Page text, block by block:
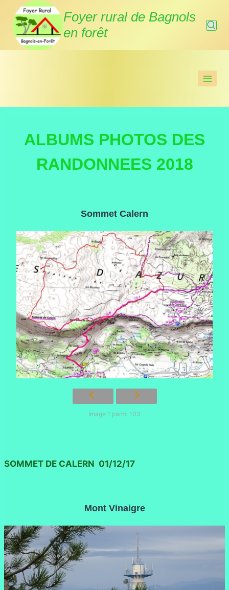
contenu
Foyer rural de Bagnols
en forêt
ALBUMS PHOTOS DES
RANDONNEES 2018
Sommet Calern
Image 1 parmi 103
SOMMET DE CALERN 01/12/17
Mont Vinaigre